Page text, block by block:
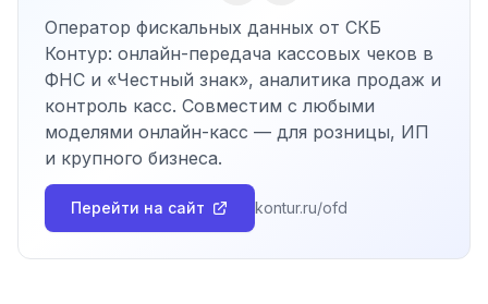
Оператор фискальных данных от СКБ
Контур: онлайн-передача кассовых чеков в
ФНС и «Честный знак», аналитика продаж и
контроль касс. Совместим с любыми
моделями онлайн-касс — для розницы, ИП
и крупного бизнеса.
Перейти на сайт kontur.ru/ofd